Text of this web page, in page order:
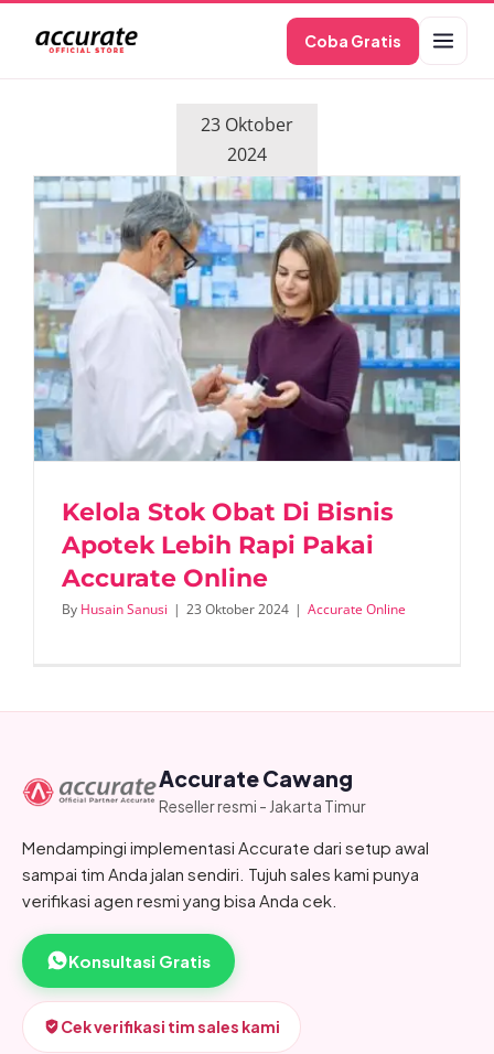
content
Coba Gratis
23 Oktober
2024
Kelola Stok Obat Di Bisnis
Apotek Lebih Rapi Pakai
Accurate Online
By Husain Sanusi | 23 Oktober 2024 | Accurate Online
Accurate Cawang
Reseller resmi - Jakarta Timur
Mendampingi implementasi Accurate dari setup awal
sampai tim Anda jalan sendiri. Tujuh sales kami punya
verifikasi agen resmi yang bisa Anda cek.
Konsultasi Gratis
Cek verifikasi tim sales kami